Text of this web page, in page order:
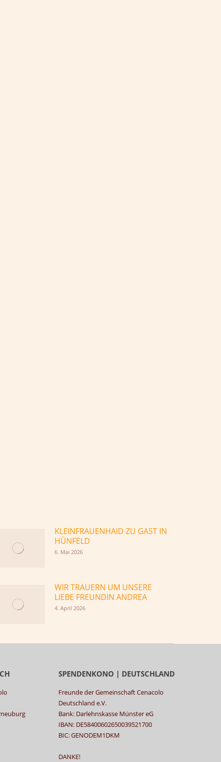
KLEINFRAUENHAID ZU GAST IN
HÜNFELD
6. Mai 2026
WIR TRAUERN UM UNSERE
LIEBE FREUNDIN ANDREA
4. April 2026
SPENDENKONO | DEUTSCHLAND
Freunde der Gemeinschaft Cenacolo
Deutschland e.V.
Bank: Darlehnskasse Münster eG
IBAN: DE58400602650039521700
BIC: GENODEM1DKM
DANKE!